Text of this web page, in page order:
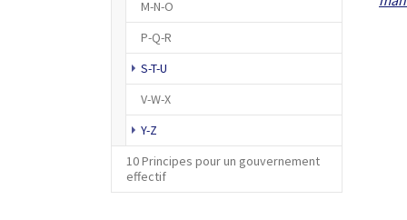
M-N-O
P-Q-R
S-T-U
V-W-X
Y-Z
10 Principes pour un gouvernement
effectif